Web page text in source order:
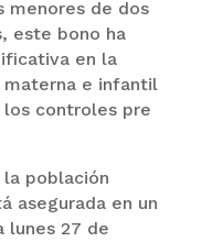
menores de dos
este bono ha
en la
e infantil
los controles pre
población
asegurada en un
lunes 27 de